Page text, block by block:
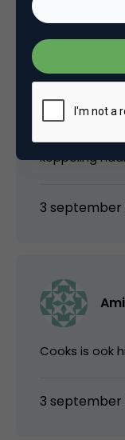
een error
koppeling
3 september
Cooks is ook
3 september